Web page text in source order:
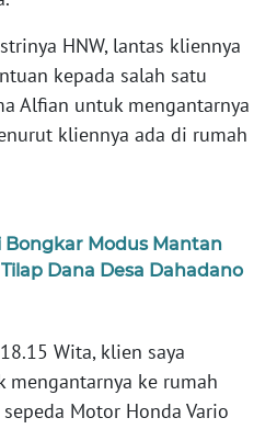
HNW, lantas kliennya
kepada salah satu
Alfian untuk mengantarnya
kliennya ada di rumah
Bongkar Modus Mantan
Dana Desa Dahadano
Wita, klien saya
mengantarnya ke rumah
Motor Honda Vario